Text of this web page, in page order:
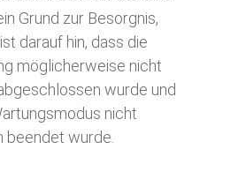
Grund zur Besorgnis,
darauf hin, dass die
möglicherweise nicht
wurde und
nicht
beendet wurde.